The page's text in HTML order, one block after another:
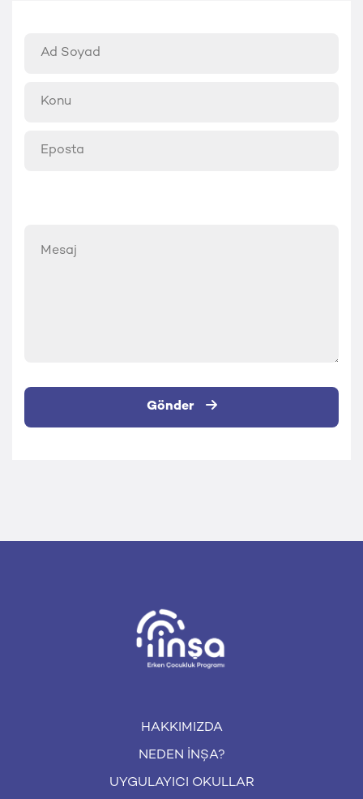
Gönder
HAKKIMIZDA
NEDEN İNŞA?
UYGULAYICI OKULLAR